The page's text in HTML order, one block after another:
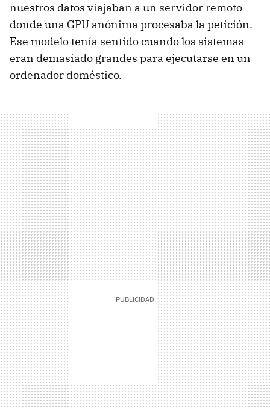
nuestros datos viajaban a un servidor remoto
donde una GPU anónima procesaba la petición.
Ese modelo tenía sentido cuando los sistemas
eran demasiado grandes para ejecutarse en un
ordenador doméstico.